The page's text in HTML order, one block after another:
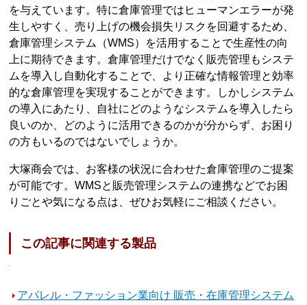
を与えています。特に倉庫管理ではヒューマンエラーが発
生しやすく、売り上げの機会損失リスクを回避するため、
倉庫管理システム（WMS）を活用することで生産性の向
上に期待できます。倉庫管理だけでなく販売管理もシステ
ムを導入し自動化することで、より正確な情報管理と効率
的な倉庫管理を実現することができます。しかしシステム
の導入にあたり、自社にどのようなシステムを導入したら
良いのか、どのように活用できるのかが分からず、お困り
の方もいるのではないでしょうか。
大塚商会では、お客様の状況に合わせた倉庫管理のご提案
が可能です。WMSと販売管理システムの連携などでお困
りごとや気になる点は、ぜひお気軽にご相談ください。
この記事に関連する製品
アパレル・ファッション業向け 販売・在庫管理システム